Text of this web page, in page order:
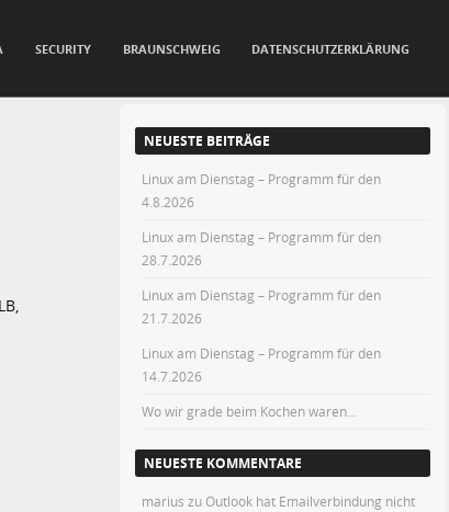
SECURITY BRAUNSCHWEIG DATENSCHUTZERKLÄRUNG
NEUESTE BEITRÄGE
Linux am Dienstag – Programm für den
4.8.2026
Linux am Dienstag – Programm für den
28.7.2026
Linux am Dienstag – Programm für den
21.7.2026
Linux am Dienstag – Programm für den
14.7.2026
Wo wir grade beim Kochen waren…
NEUESTE KOMMENTARE
marius zuOutlook hat Emailverbindung nicht